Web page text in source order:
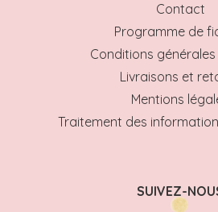
Contact
Programme de
Conditions
Livraisons et
Mentions
Traitement des
SUIVEZ-